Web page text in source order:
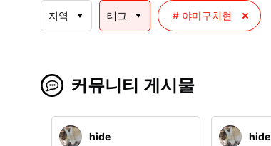
지역 태그 야마구치현
커뮤니티 게시물
hide hide